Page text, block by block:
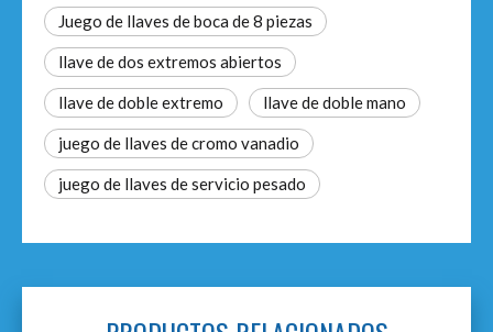
Juego de llaves de boca de 8 piezas
llave de dos extremos abiertos
llave de doble extremo llave de doble mano
juego de llaves de cromo vanadio
juego de llaves de servicio pesado